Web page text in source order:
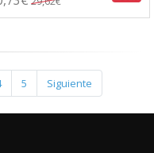
5 Siguiente